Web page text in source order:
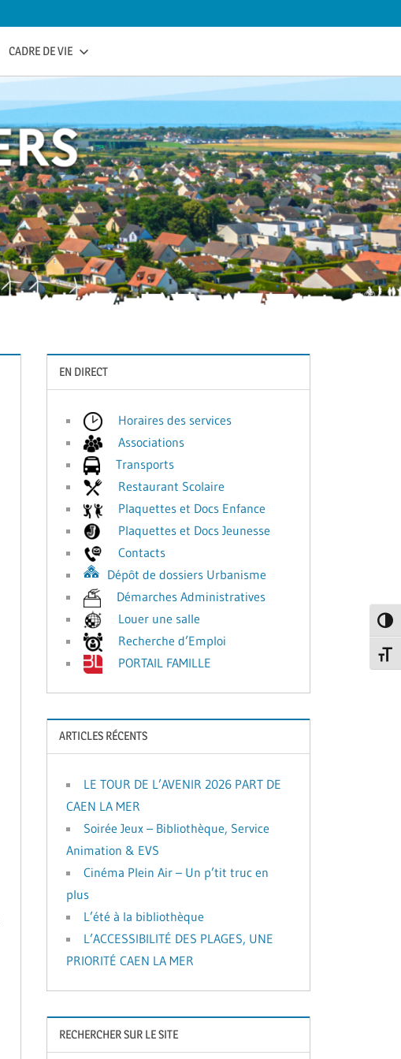
CADRE DE VIE
EN DIRECT
Horaires des services
Associations
Transports
Restaurant Scolaire
Plaquettes et Docs Enfance
Plaquettes et Docs Jeunesse
Contacts
Dépôt de dossiers Urbanisme
Démarches Administratives
Louer une salle
Recherche d’Emploi
PORTAIL FAMILLE
ARTICLES RÉCENTS
LE TOUR DE L’AVENIR 2026 PART DE
CAEN LA MER
Soirée Jeux – Bibliothèque, Service
Animation & EVS
Cinéma Plein Air – Un p’tit truc en
plus
L’été à la bibliothèque
L’ACCESSIBILITÉ DES PLAGES, UNE
PRIORITÉ CAEN LA MER
RECHERCHER SUR LE SITE